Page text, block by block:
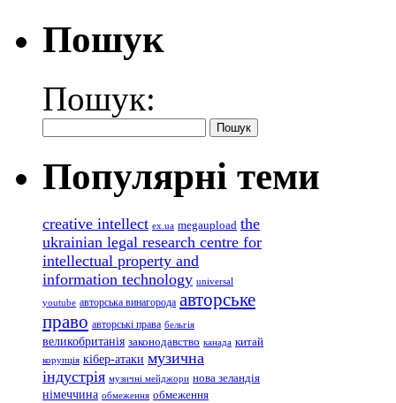
Пошук
Пошук:
Популярні теми
creative intellect ex.ua megaupload the
ukrainian legal research centre for
intellectual property and
information technology universal
youtube авторська винагорода авторське
право авторські права бельгія
великобританія законодавство канада китай
корупція кібер-атаки музична
індустрія музичні мейджори нова зеландія
німеччина обмеження обмеження